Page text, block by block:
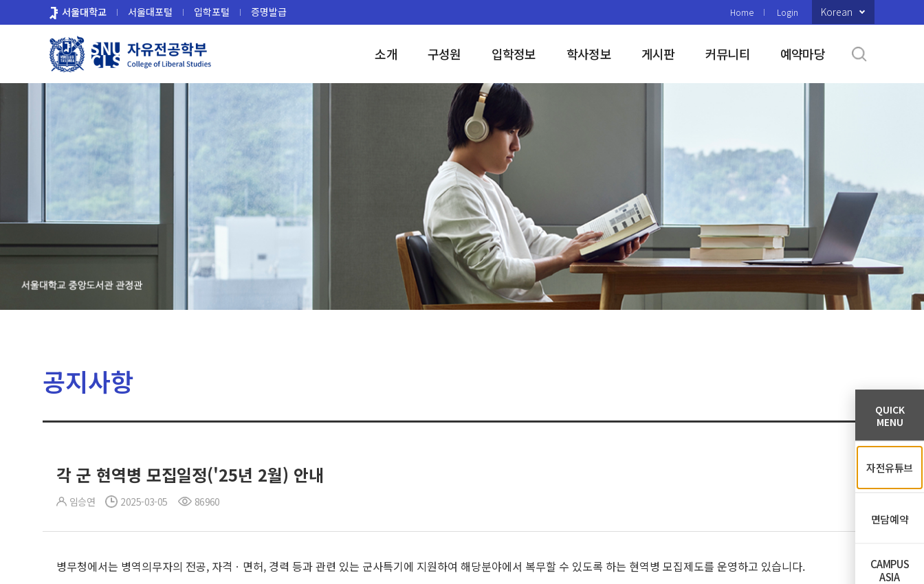
로
서울대학교 서울대포털 입학포털 증명발급 Home Login Korean
소개 구성원 입학정보 학사정보 게시판 커뮤니티 예약마당
공지사항
각 군 현역병 모집일정('25년 2월) 안내
임승연 2025-03-05 86960
병무청에서는 병역의무자의 전공, 자격ㆍ면허, 경력 등과 관련 있는 군사특기에 지원하여 해당분야에서 복무할 수 있도록 하는 현역병 모집제도를 운영하고 있습니다.
QUICK
MENU
자전유튜브
면담예약
CAMPUS
ASIA